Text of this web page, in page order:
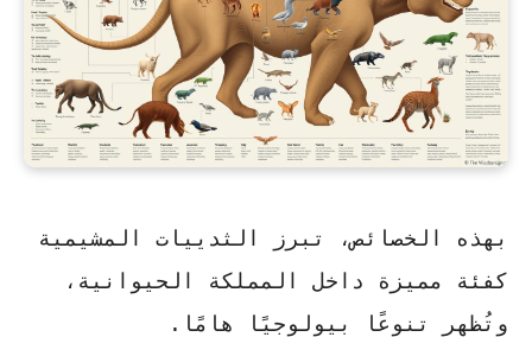
بهذه الخصائص، تبرز الثدييات المشيمية
كفئة مميزة داخل المملكة الحيوانية،
وتُظهر تنوعًا بيولوجيًا هامًا.